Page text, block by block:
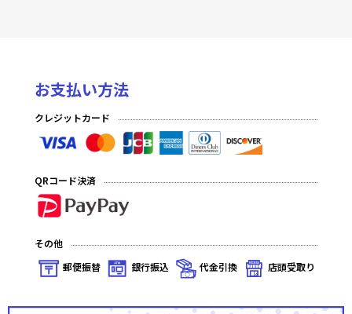
陰の実力者になりたくて！
俺だけレベルアップな件
学園アイドルマスター Vol.2
魔都精兵のスレイブ
キングダム
ーズ
お支払い方法
クレジットカード
QRコード決済
その他
郵便振替
銀行振込 代金引換 店頭受取り